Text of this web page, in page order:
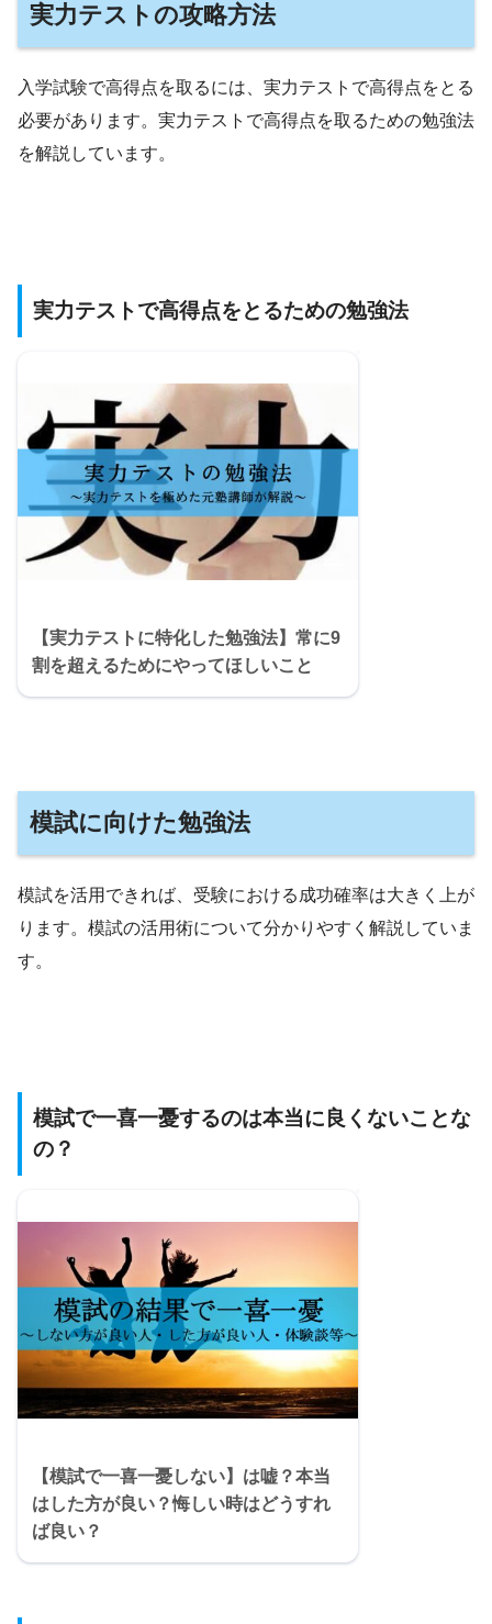
実力テストの攻略方法
入学試験で高得点を取るには、実力テストで高得点をとる
必要があります。実力テストで高得点を取るための勉強法
を解説しています。
実力テストで高得点をとるための勉強法
【実力テストに特化した勉強法】常に9
割を超えるためにやってほしいこと
模試に向けた勉強法
模試を活用できれば、受験における成功確率は大きく上が
ります。模試の活用術について分かりやすく解説していま
す。
模試で一喜一憂するのは本当に良くないことな
の？
【模試で一喜一憂しない】は嘘？本当
はした方が良い？悔しい時はどうすれ
ば良い？